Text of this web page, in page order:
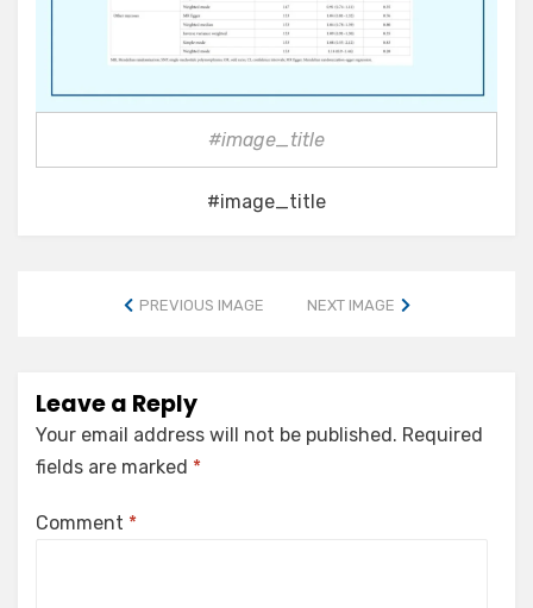
#image_title
#image_title
PREVIOUS IMAGE NEXT IMAGE
Leave a Reply
Your email address will not be published. Required
fields are marked *
Comment *